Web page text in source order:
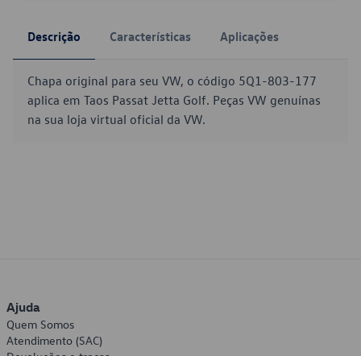
Descrição Características Aplicações
Chapa original para seu VW, o código 5Q1-803-177
aplica em Taos Passat Jetta Golf. Peças VW genuínas
na sua loja virtual oficial da VW.
Ajuda
Quem Somos
Atendimento (SAC)